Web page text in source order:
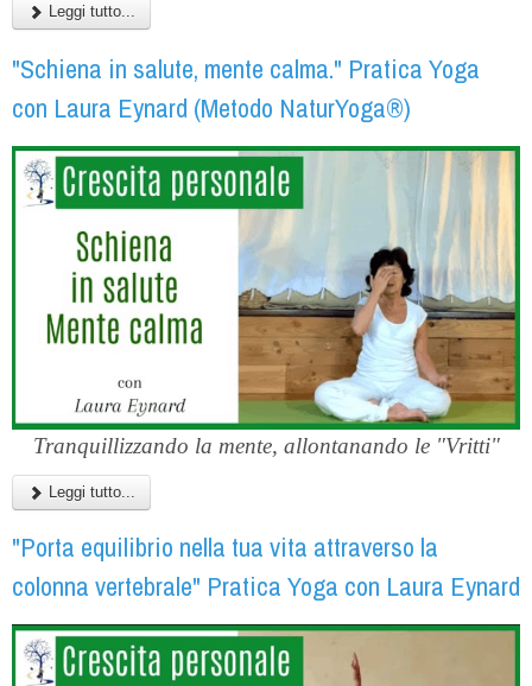
Leggi tutto...
"Schiena in salute, mente calma." Pratica Yoga
con Laura Eynard (Metodo NaturYoga®)
Tranquillizzando la mente, allontanando le "Vritti"
Leggi tutto...
"Porta equilibrio nella tua vita attraverso la
colonna vertebrale" Pratica Yoga con Laura Eynard